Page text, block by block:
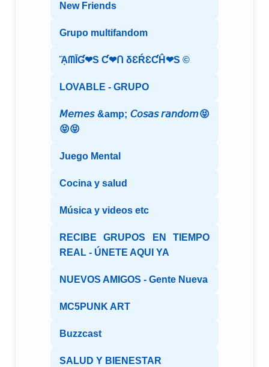
New Friends
Grupo multifandom
ᾋᗰĪƓ❤S Ƈ❤ᑎ δƐŔƐƇĤ❤S ©️
LOVABLE - GRUPO
𝘔𝘦𝘮𝘦𝘴 &amp; 𝘊𝘰𝘴𝘢𝘴 𝘳𝘢𝘯𝘥𝘰𝘮😝
😝😝
Juego Mental
Cocina y salud
Música y videos etc
RECIBE GRUPOS EN TIEMPO
REAL - ÚNETE AQUI YA
NUEVOS AMIGOS - Gente Nueva
MC5PUNK ART
Buzzcast
SALUD Y BIENESTAR